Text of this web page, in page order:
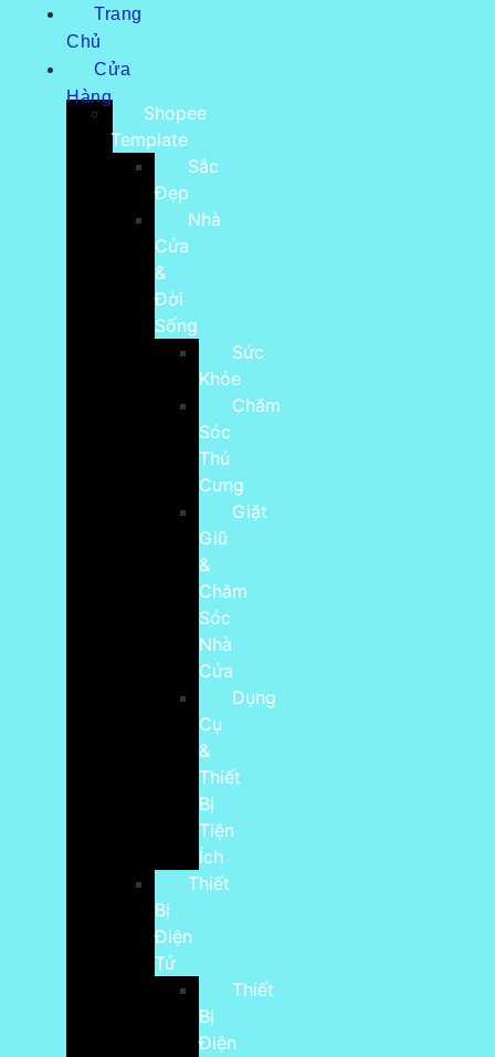
Trang
Chủ
Cửa
Hàng
Shopee
Template
Sắc
Đẹp
Nhà
Cửa
&
Đời
Sống
Sức
Khỏe
Chăm
Sóc
Thú
Cưng
Giặt
Giũ
&
Chăm
Sóc
Nhà
Cửa
Dụng
Cụ
&
Thiết
Bị
Tiện
Ích
Thiết
Bị
Điện
Tử
Thiết
Bị
Điện